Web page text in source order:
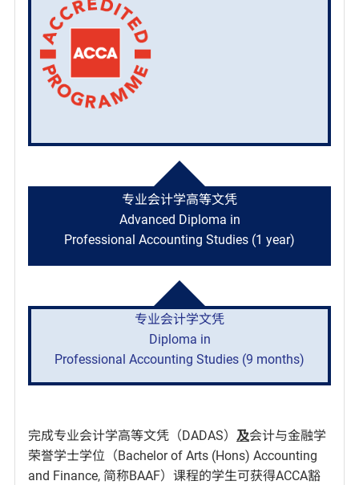
专业会计学高等文凭
Advanced Diploma in
Professional Accounting Studies (1 year)
专业会计学文凭
Diploma in
Professional Accounting Studies (9 months)
完成专业会计学高等文凭（DADAS） 及会计与金融学
荣誉学士学位（Bachelor of Arts (Hons) Accounting
and Finance, 简称BAAF）课程的学生可获得ACCA豁